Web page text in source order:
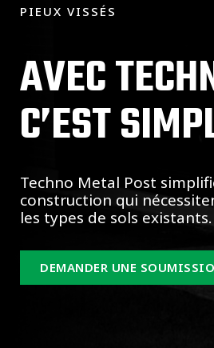
PIEUX VISSÉS
AVEC
C’EST
Techno Metal Post
construction qui
les types de sols existants.
DEMANDER UNE